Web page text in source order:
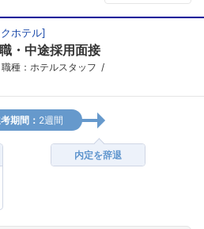
ホテル]
・中途採用面接
職種：ホテルスタッフ
期間： 2週間
内定を辞退